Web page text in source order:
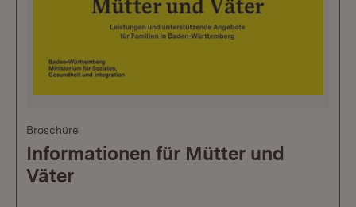
Broschüre
Informationen für Mütter und
Väter